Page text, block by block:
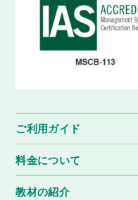
ご利用ガイド
料金について
教材の紹介